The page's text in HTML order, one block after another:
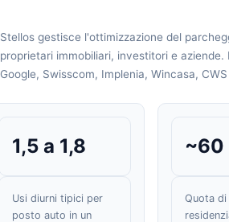
Stellos gestisce l'ottimizzazione del
proprietari immobiliari, investitori e
Google, Swisscom, Implenia, Wincasa,
1,5 a 1,8
Usi diurni tipici per
posto auto in un
~60
Quota